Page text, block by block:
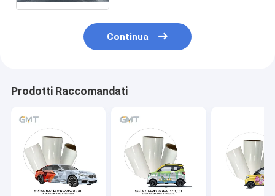
Continua
Prodotti Raccomandati